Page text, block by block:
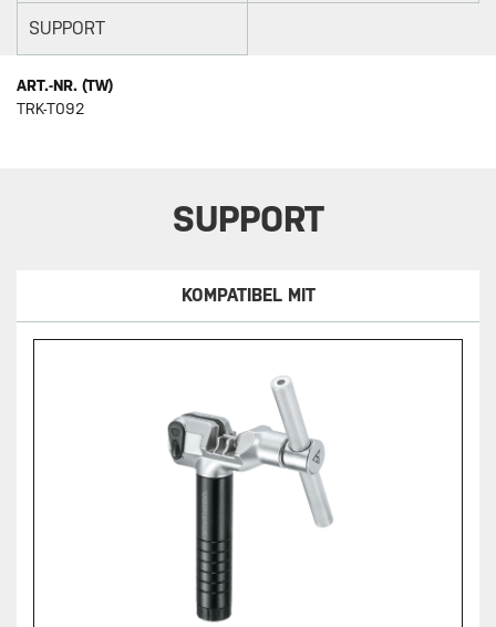
SUPPORT
ART.-NR. (TW)
TRK-T092
SUPPORT
KOMPATIBEL MIT